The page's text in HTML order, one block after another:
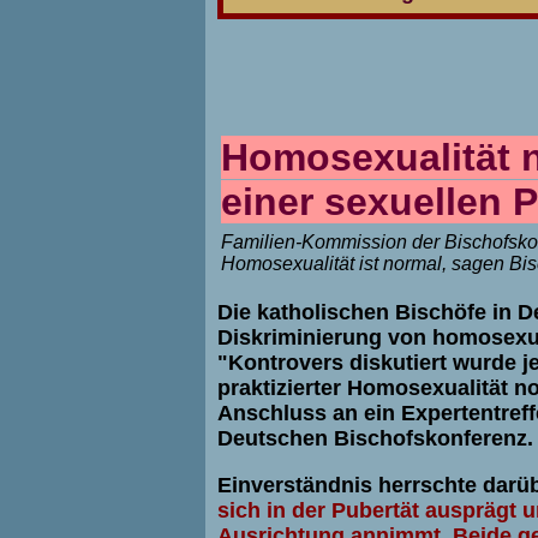
Homosexualität
einer sexuellen
Familien-Kommission der
Homosexualität ist normal, sagen
Die katholischen Bischöfe in
Diskriminierung von
"Kontrovers diskutiert wurde
praktizierter Homosexualität
Anschluss an ein
Deutschen Bischofskonferenz.
Einverständnis herrschte
sich in der Pubertät ausprägt